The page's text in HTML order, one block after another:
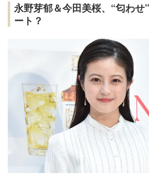
永野芽郁＆今田美桜、“匂わせ
ート？